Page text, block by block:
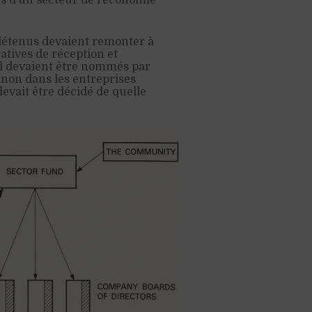
devaient remonter à
de réception et
devaient être nommés par
dans les entreprises
être décidé de quelle